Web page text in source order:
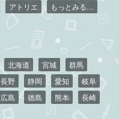
アトリエ もっとみる…
北海道 宮城
群馬
長野 静岡 愛知
岐阜
広島 徳島 熊本
長崎